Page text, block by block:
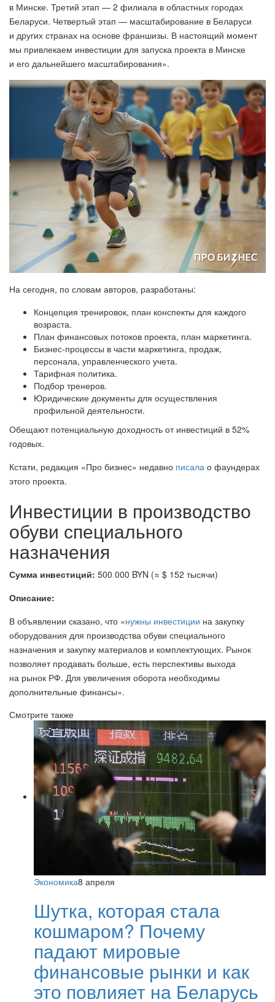
в Минске. Третий этап — 2 филиала в областных городах
Беларуси. Четвертый этап — масштабирование в Беларуси
и других странах на основе франшизы. В настоящий момент
мы привлекаем инвестиции для запуска проекта в Минске
и его дальнейшего масштабирования».
На сегодня, по словам авторов, разработаны:
Концепция тренировок, план конспекты для каждого
возраста.
План финансовых потоков проекта, план маркетинга.
Бизнес-процессы в части маркетинга, продаж,
персонала, управленческого учета.
Тарифная политика.
Подбор тренеров.
Юридические документы для осуществления
профильной деятельности.
Обещают потенциальную доходность от инвестиций в 52%
годовых.
Кстати, редакция «Про бизнес» недавно писала о фаундерах
этого проекта.
Инвестиции в производство
обуви специального
назначения
Сумма инвестиций: 500 000 BYN (≈ $ 152 тысячи)
Описание:
В объявлении сказано, что «нужны инвестиции на закупку
оборудования для производства обуви специального
назначения и закупку материалов и комплектующих. Рынок
позволяет продавать больше, есть перспективы выхода
на рынок РФ. Для увеличения оборота необходимы
дополнительные финансы».
Смотрите также
Экономика8 апреля
Шутка, которая стала
кошмаром? Почему
падают мировые
финансовые рынки и как
это повлияет на Беларусь